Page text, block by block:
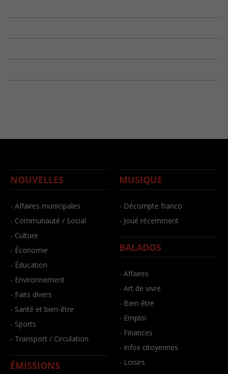
NOUVELLES
- Affaires municipales
- Communauté / Social
- Culture
- Économie
- Éducation
- Environnement
- Faits divers
- Santé et bien-être
- Sports
- Transport / Circulation
ÉMISSIONS
MUSIQUE
- Décompte franco
- Joué récemment
BALADOS
- Affaires
- Art de vivre
- Bien-être
- Emploi
- Finances
- Infos citoyennes
- Loisirs